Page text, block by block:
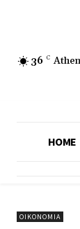
36 C
HOME
ΟΙΚΟΝΟΜΙΑ